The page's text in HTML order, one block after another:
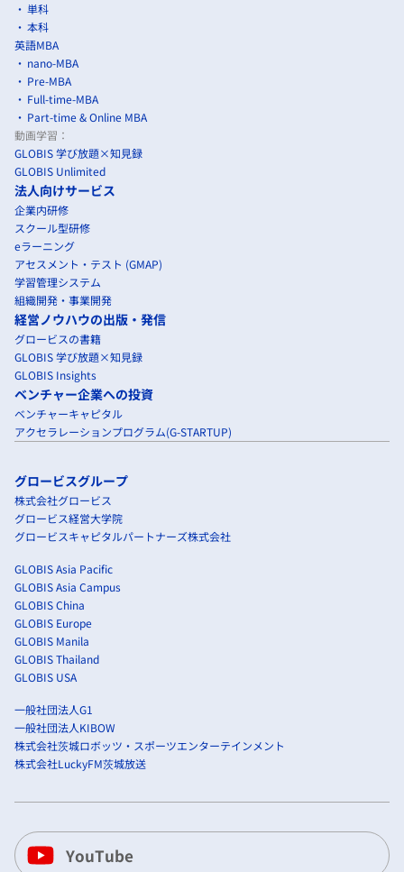
単科
本科
英語MBA
nano-MBA
Pre-MBA
Full-time-MBA
Part-time & Online MBA
動画学習：
GLOBIS 学び放題×知見録
GLOBIS Unlimited
法人向けサービス
企業内研修
スクール型研修
eラーニング
アセスメント・テスト (GMAP)
学習管理システム
組織開発・事業開発
経営ノウハウの出版・発信
グロービスの書籍
GLOBIS 学び放題×知見録
GLOBIS Insights
ベンチャー企業への投資
ベンチャーキャピタル
アクセラレーションプログラム(G-STARTUP)
グロービスグループ
株式会社グロービス
グロービス経営大学院
グロービスキャピタルパートナーズ株式会社
GLOBIS Asia Pacific
GLOBIS Asia Campus
GLOBIS China
GLOBIS Europe
GLOBIS Manila
GLOBIS Thailand
GLOBIS USA
一般社団法人G1
一般社団法人KIBOW
株式会社茨城ロボッツ・スポーツエンターテインメント
株式会社LuckyFM茨城放送
YouTube